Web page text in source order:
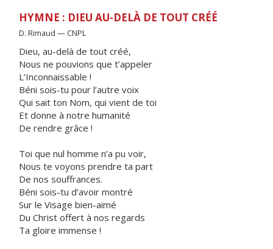
HYMNE : DIEU AU-DELÀ DE TOUT CRÉÉ
D. Rimaud — CNPL
Dieu, au-delà de tout créé,
Nous ne pouvions que t’appeler
L’Inconnaissable !
Béni sois-tu pour l’autre voix
Qui sait ton Nom, qui vient de toi
Et donne à notre humanité
De rendre grâce !
Toi que nul homme n’a pu voir,
Nous te voyons prendre ta part
De nos souffrances.
Béni sois-tu d’avoir montré
Sur le Visage bien-aimé
Du Christ offert à nos regards
Ta gloire immense !